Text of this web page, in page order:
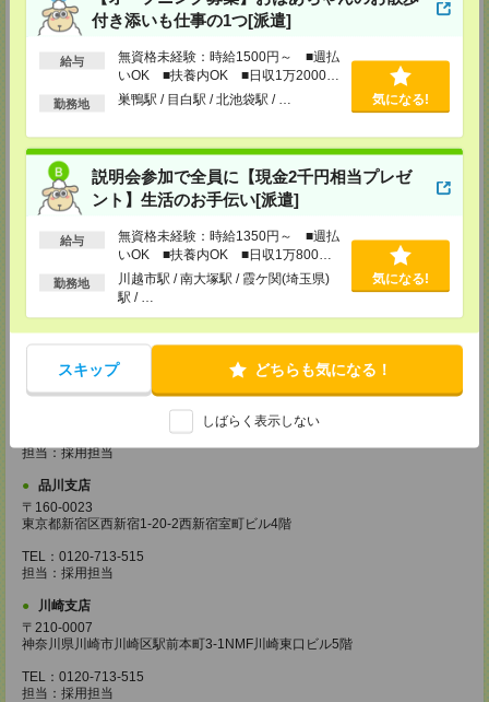
付き添いも仕事の1つ[派遣]
給与
無資格未経験：時給1500円～ ■週払
いOK ■扶養内OK ■日収1万2000円
以上
勤務地 巣鴨駅 / 目白駅 / 北池袋駅 / … 気になる!
説明会参加で全員に【現金2千円相当プレゼ
ント】生活のお手伝い[派遣]
給与
無資格未経験：時給1350円～ ■週払
いOK ■扶養内OK ■日収1万800円
以上
勤務地
川越市駅 / 南大塚駅 / 霞ケ関(埼玉県)
駅 / …
気になる!
スキップ どちらも気になる！
しばらく表示しない
〒194-0022 東京都町田市森野1-33-11 町田森野ビル1階
TEL：0120-713-515
担当：採用担当
〒343-0816
TEL：0120-713-515
担当：採用担当
厚木支店
神奈川県厚木市旭町1-2-1 日本生命本厚木ビル7階
TEL：0120-713-515
担当：採用担当
藤沢支店
神奈川県藤沢市鵠沼石上1丁目5番2号
日本生命藤沢ビル2階
TEL：0120-713-515
担当：採用担当
甲府支店
〒400-0031 山梨県甲府市丸の内2-30-3 甲府丸の内ビル5階
担当：採用担当
品川支店
〒160-0023
東京都新宿区西新宿1-20-2西新宿室町ビル4階
TEL：0120-713-515
担当：採用担当
川崎支店
〒210-0007
神奈川県川崎市川崎区駅前本町3-1NMF川崎東口ビル5階
TEL：0120-713-515
担当：採用担当